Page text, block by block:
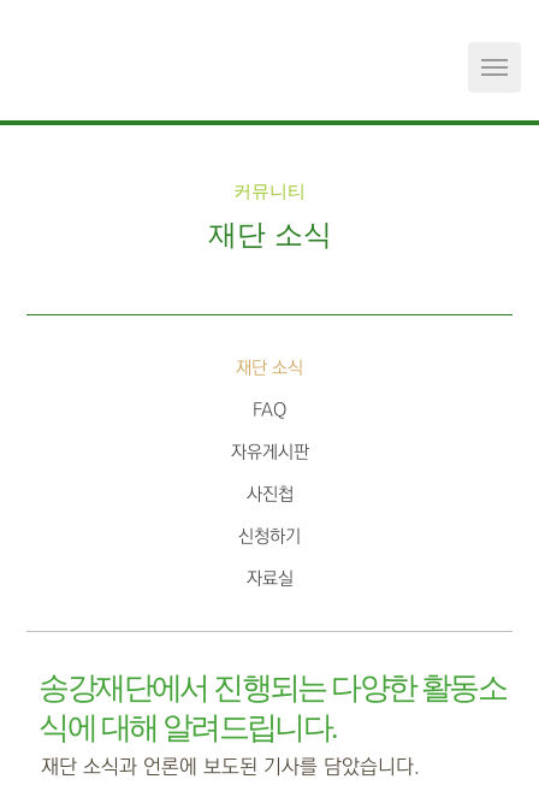
커뮤니티
재단 소식
재단 소식
FAQ
자유게시판
사진첩
신청하기
자료실
송강재단에서 진행되는 다양한 활동소
식에 대해 알려드립니다.
재단 소식과 언론에 보도된 기사를 담았습니다.